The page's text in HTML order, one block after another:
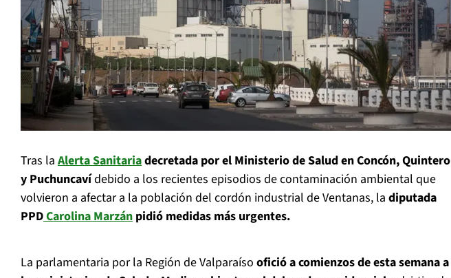
Tras la Alerta Sanitariadecretada por el Ministerio de Salud en Concón, Quintero
y Puchuncavídebido a los recientes episodios de contaminación ambiental que
volvieron a afectar a la población del cordón industrial de Ventanas, la diputada
PPDCarolina Marzán pidió medidas más urgentes.
La parlamentaria por la Región de Valparaíso ofició a comienzos de esta semana a